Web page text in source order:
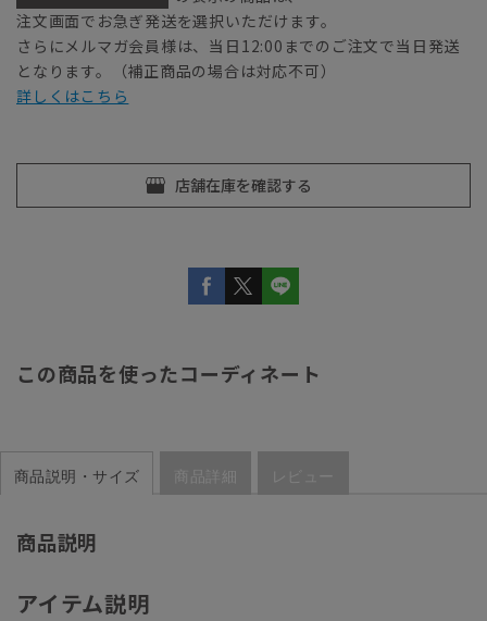
注文画面でお急ぎ発送を選択いただけます。
さらにメルマガ会員様は、当日12:00までのご注文で当日発送
となります。（補正商品の場合は対応不可）
詳しくはこちら
この商品を使ったコーディネート
商品説明・サイズ 商品詳細 レビュー
商品説明
アイテム説明